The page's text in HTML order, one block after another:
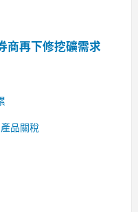
商再下修挖礦需求
品關稅